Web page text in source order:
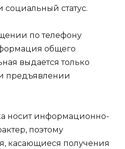
статус.
по телефону
общего
выдается только
предъявлении
носит информационно-
поэтому
касающиеся получения